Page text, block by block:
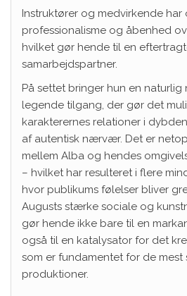
Instruktører og medvirkende
professionalisme og åbenhed
hvilket gør hende til en
samarbejdspartner.
På settet bringer hun en
legende tilgang, der gør det
karakterernes relationer i
af autentisk nærvær. Det er
mellem Alba og hendes
– hvilket har resulteret i flere
hvor publikums følelser bliver
Augusts stærke sociale og
gør hende ikke bare til en
også til en katalysator for det
som er fundamentet for de
produktioner.